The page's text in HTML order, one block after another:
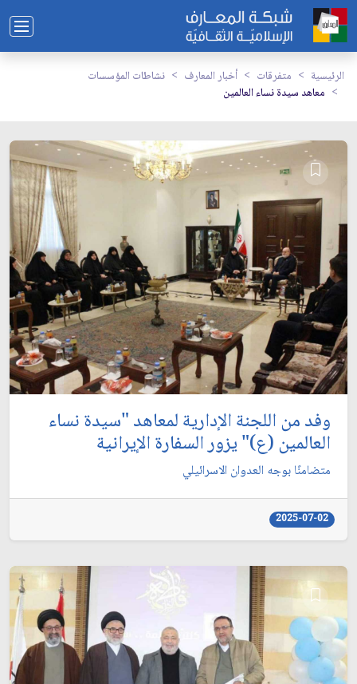
الرئيسية متفرقات أخبار المعارف
نشاطات المؤسسات
معاهد سيدة نساء العالمين
وفد من اللجنة الإدارية لمعاهد "سيدة نساء
العالمين (ع)" يزور السفارة الإيرانية
متضامنًا بوجه العدوان الاسرائيلي
2025-07-02